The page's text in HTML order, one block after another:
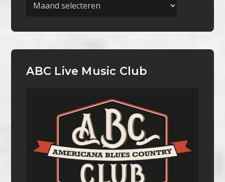
ABC Live Music Club